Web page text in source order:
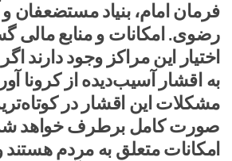
فرمان امام، بنیاد
رضوی. امکانات و منابع مالی
اختیار این مراکز وجود دارند
به اقشار آسیب‌دیده از کرونا
مشکلات این اقشار در
صورت کامل برطرف خواهد
امکانات متعلق به مردم هستند